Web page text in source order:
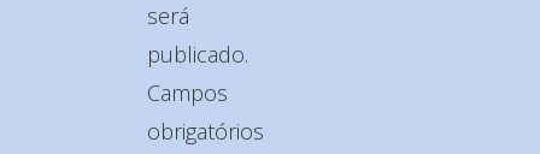
será
publicado.
Campos
obrigatórios